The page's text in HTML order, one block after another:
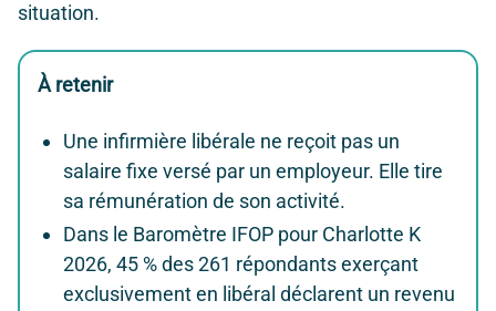
situation.
À retenir
Une infirmière libérale ne reçoit pas un
salaire fixe versé par un employeur. Elle tire
sa rémunération de son activité.
Dans le Baromètre IFOP pour Charlotte K
2026, 45 % des 261 répondants exerçant
exclusivement en libéral déclarent un revenu